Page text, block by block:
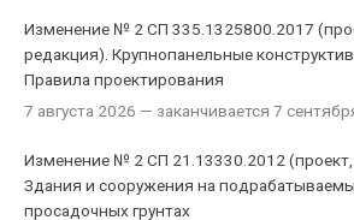
Изменение № 2 СП 335.1325800.2017
редакция). Крупнопанельные
Правила проектирования
7 августа 2026 — заканчивается 7
Изменение № 2 СП 21.13330.2012 (проект,
Здания и сооружения на
просадочных грунтах